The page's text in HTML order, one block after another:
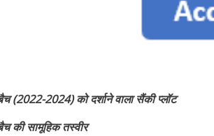
(2022-2024) को दर्शाने वाला सैंकी प्लॉट
की सामूहिक तस्वीर